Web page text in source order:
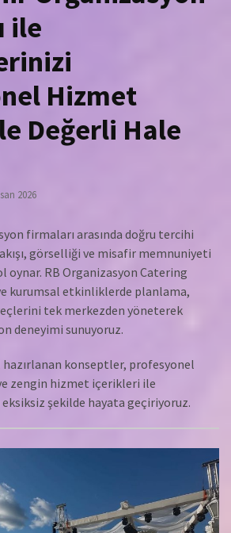
ile
Hizmet
Değerli Hale
2026
firmaları arasında doğru tercihi
görselliği ve misafir memnuniyeti
oynar. RB Organizasyon Catering
kurumsal etkinliklerde planlama,
tek merkezden yöneterek
deneyimi sunuyoruz.
konseptler, profesyonel
zengin hizmet içerikleri ile
eksiksiz şekilde hayata geçiriyoruz.